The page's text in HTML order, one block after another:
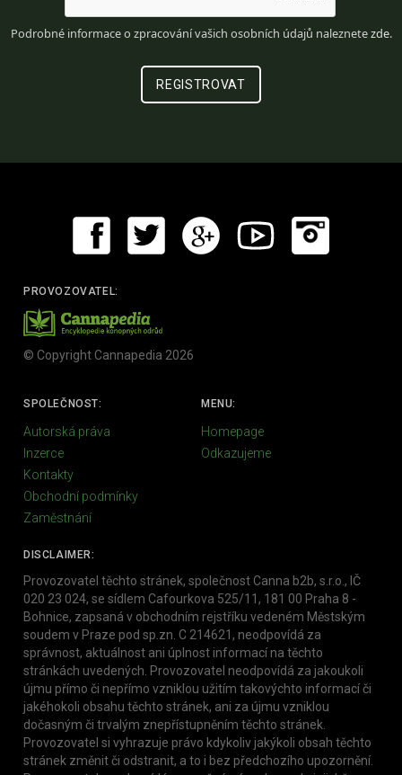
Podrobné informace o zpracování vašich osobních údajů naleznetezde.
PROVOZOVATEL:
© Copyright Cannapedia 2026
SPOLEČNOST:
Autorská práva
Inzerce
Kontakty
Obchodní podmínky
Zaměstnání
MENU:
Homepage
Odkazujeme
DISCLAIMER:
Provozovatel těchto stránek, společnost Canna b2b, s.r.o., IČ
020 23 024, se sídlem Cafourkova 525/11, 181 00 Praha 8 -
Bohnice, zapsaná v obchodním rejstříku vedeném Městským
soudem v Praze pod sp.zn. C 214621, neodpovídá za
správnost, aktuálnost ani úplnost informací na těchto
stránkách uvedených. Provozovatel neodpovídá za jakoukoli
újmu přímo či nepřímo vzniklou užitím takovýchto informací či
jakéhokoli obsahu těchto stránek, ani za újmu vzniklou
dočasným či trvalým znepřístupněním těchto stránek.
Provozovatel si vyhrazuje právo kdykoliv jakýkoli obsah těchto
stránek změnit či odstranit, a to i bez předchozího upozornění.